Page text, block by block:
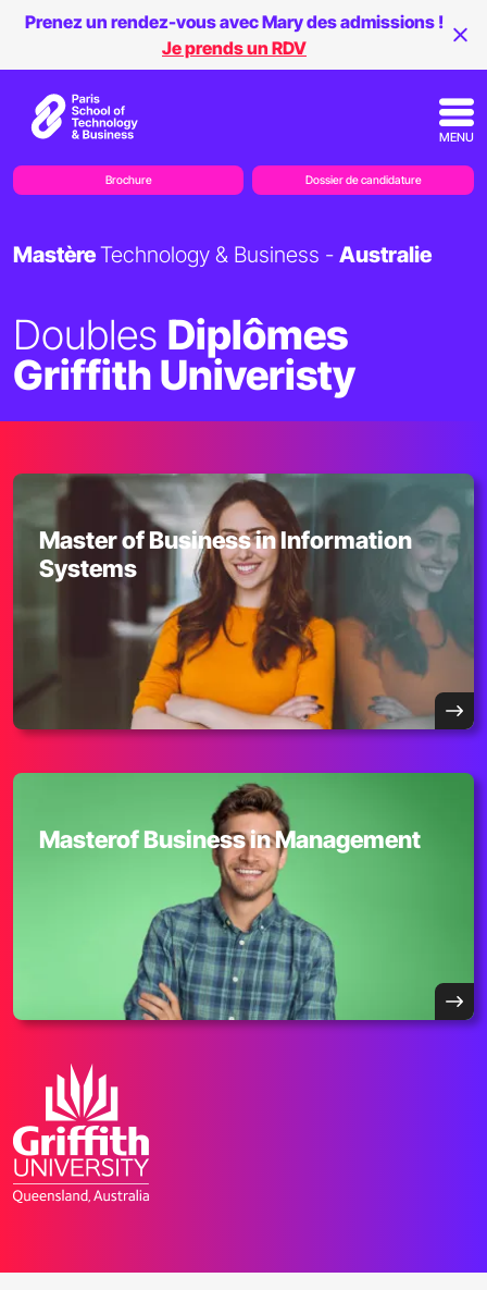
Doubles Diplômes
Griffith Univeristy
MastèreTechnology & Business - Australie
Master of Business in Information
Systems
Masterof Business in Management
Prenez un rendez-vous avec Mary des admissions !
Je prends un RDV
MENU
Brochure Dossier de candidature